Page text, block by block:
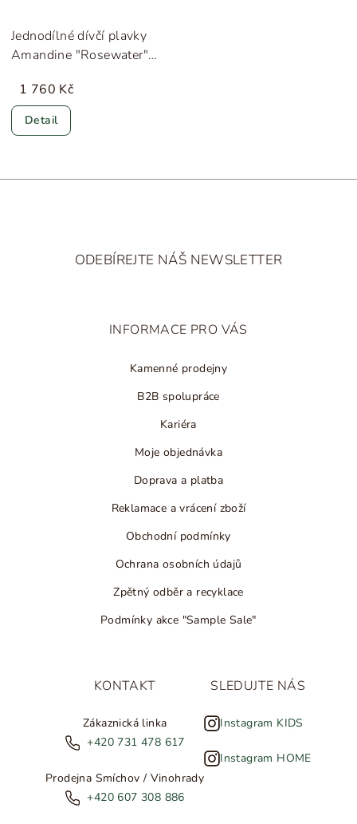
Jednodílné dívčí plavky
Amandine "Rosewater"
1 760 Kč
Detail
ODEBÍREJTE NÁŠ NEWSLETTER
INFORMACE PRO VÁS
Kamenné prodejny
B2B spolupráce
Kariéra
Moje objednávka
Doprava a platba
Reklamace a vrácení zboží
Obchodní podmínky
Ochrana osobních údajů
Zpětný odběr a recyklace
Podmínky akce "Sample Sale"
KONTAKT
Zákaznická linka
+420 731 478 617
Prodejna Smíchov / Vinohrady
+420 607 308 886
SLEDUJTE NÁS
Instagram KIDS
Instagram HOME